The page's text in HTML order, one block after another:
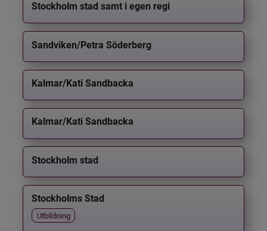
Stockholm stad samt i egen regi
Sandviken/Petra Söderberg
Kalmar/Kati Sandbacka
Kalmar/Kati Sandbacka
Stockholm stad
Stockholms Stad
Utbildning